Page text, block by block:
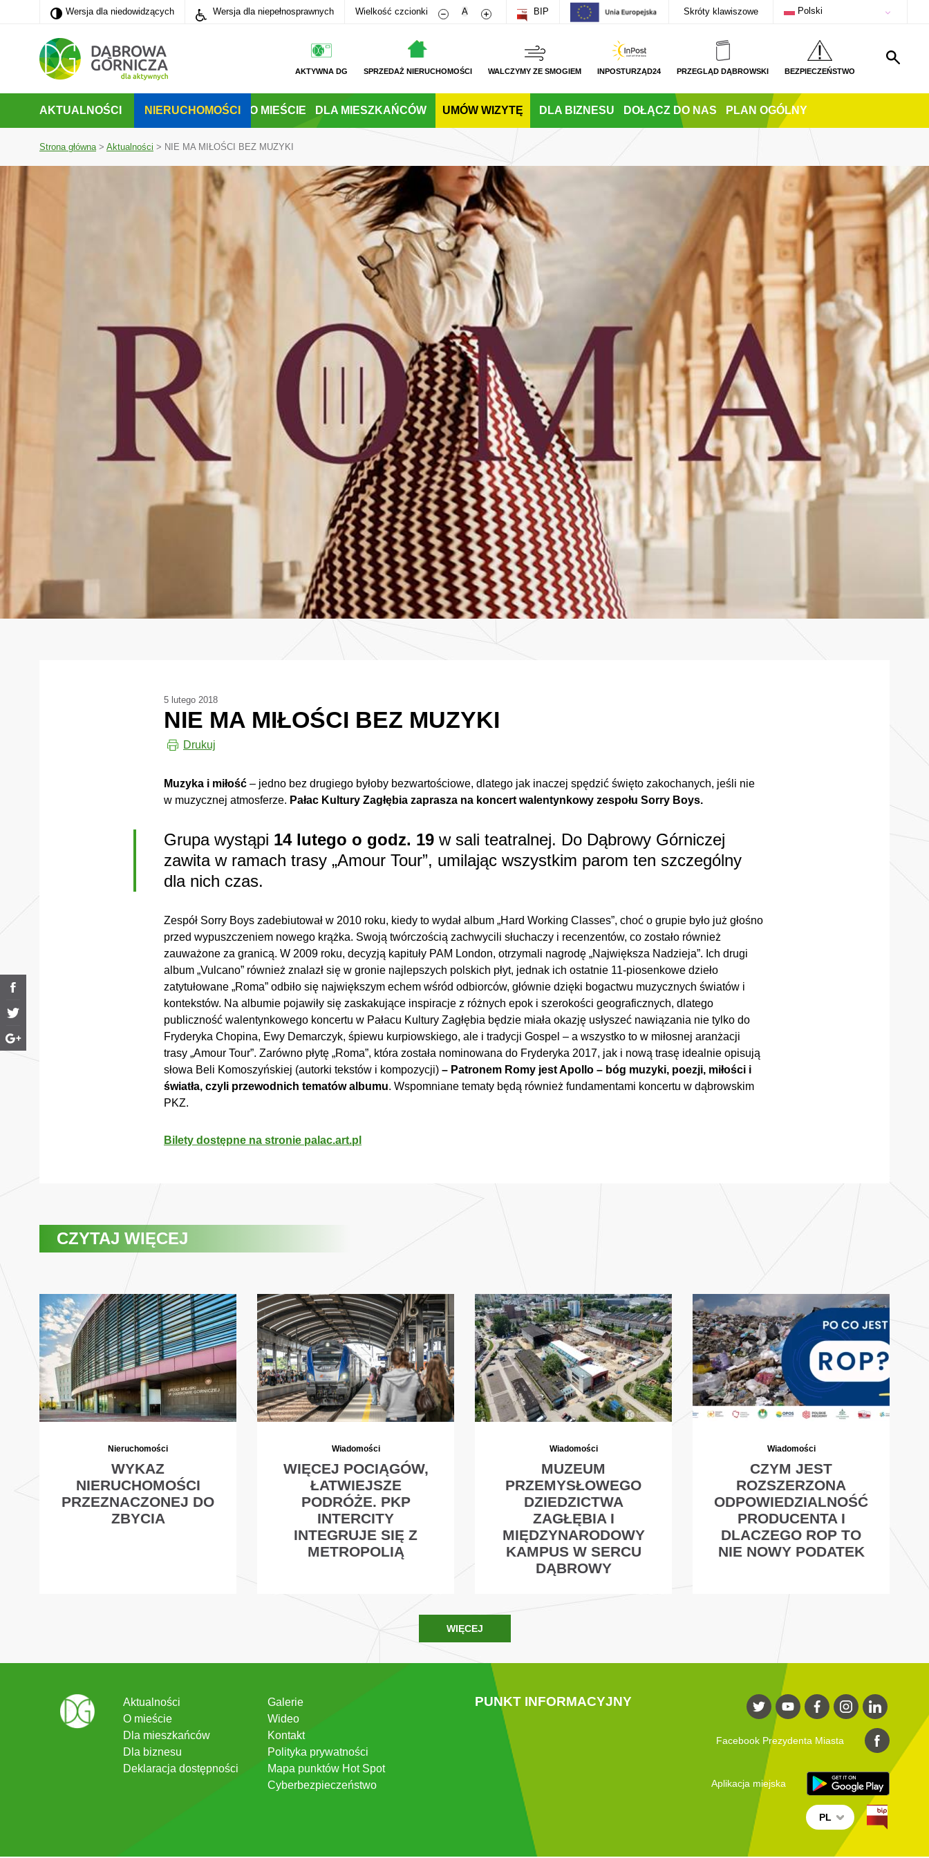
PRZEJDŹ DO MENU GŁÓWNEGO
PRZEJDŹ DO WYSZUKIWARKI
PRZEJDŹ DO TREŚCI
Wersja dla niedowidzących
Wersja dla niedowidzących Wersja dla niepełnosprawnych Wielkość czcionki Zmniejsz rozmiar czcionki
A Zwiększ rozmiar czcionki
BIP Skróty klawiszowe Polski
AKTYWNA DG SPRZEDAŻ NIERUCHOMOŚCI WALCZYMY ZE SMOGIEM INPOSTURZĄD24 PRZEGLĄD DĄBROWSKI BEZPIECZEŃSTWO
AKTUALNOŚCI NIERUCHOMOŚCI O MIEŚCIE DLA MIESZKAŃCÓW UMÓW WIZYTĘ DLA BIZNESU DOŁĄCZ DO NAS PLAN OGÓLNY
Strona główna> Aktualności > NIE MA MIŁOŚCI BEZ MUZYKI
5 lutego 2018
NIE MA MIŁOŚCI BEZ MUZYKI
Drukuj
Muzyka i miłość – jedno bez drugiego byłoby bezwartościowe, dlatego jak inaczej spędzić święto zakochanych, jeśli nie
w muzycznej atmosferze. Pałac Kultury Zagłębia zaprasza na koncert walentynkowy zespołu Sorry Boys.
Grupa wystąpi 14 lutego o godz. 19 w sali teatralnej. Do Dąbrowy Górniczej
zawita w ramach trasy „Amour Tour”, umilając wszystkim parom ten szczególny
dla nich czas.
Zespół Sorry Boys zadebiutował w 2010 roku, kiedy to wydał album „Hard Working Classes”, choć o grupie było już głośno
przed wypuszczeniem nowego krążka. Swoją twórczością zachwycili słuchaczy i recenzentów, co zostało również
zauważone za granicą. W 2009 roku, decyzją kapituły PAM London, otrzymali nagrodę „Największa Nadzieja”. Ich drugi
album „Vulcano” również znalazł się w gronie najlepszych polskich płyt, jednak ich ostatnie 11-piosenkowe dzieło
zatytułowane „Roma” odbiło się największym echem wśród odbiorców, głównie dzięki bogactwu muzycznych światów i
kontekstów. Na albumie pojawiły się zaskakujące inspiracje z różnych epok i szerokości geograficznych, dlatego
publiczność walentynkowego koncertu w Pałacu Kultury Zagłębia będzie miała okazję usłyszeć nawiązania nie tylko do
Fryderyka Chopina, Ewy Demarczyk, śpiewu kurpiowskiego, ale i tradycji Gospel – a wszystko to w miłosnej aranżacji
trasy „Amour Tour”. Zarówno płytę „Roma”, która została nominowana do Fryderyka 2017, jak i nową trasę idealnie opisują
słowa Beli Komoszyńskiej (autorki tekstów i kompozycji) – Patronem Romy jest Apollo – bóg muzyki, poezji, miłości i
światła, czyli przewodnich tematów albumu. Wspomniane tematy będą również fundamentami koncertu w dąbrowskim
PKZ.
Bilety dostępne na stronie palac.art.pl
CZYTAJ WIĘCEJ
Nieruchomości
WYKAZ
NIERUCHOMOŚCI
PRZEZNACZONEJ DO
ZBYCIA
Wiadomości
WIĘCEJ POCIĄGÓW,
ŁATWIEJSZE
PODRÓŻE. PKP
INTERCITY
INTEGRUJE SIĘ Z
METROPOLIĄ
Wiadomości
MUZEUM
PRZEMYSŁOWEGO
DZIEDZICTWA
ZAGŁĘBIA I
MIĘDZYNARODOWY
KAMPUS W SERCU
DĄBROWY
Wiadomości
CZYM JEST
ROZSZERZONA
ODPOWIEDZIALNOŚĆ
PRODUCENTA I
DLACZEGO ROP TO
NIE NOWY PODATEK
WIĘCEJ
Aktualności
O mieście
Dla mieszkańców
Dla biznesu
Deklaracja dostępności
Galerie
Wideo
Kontakt
Polityka prywatności
Mapa punktów Hot Spot
Cyberbezpieczeństwo
PUNKT INFORMACYJNY
Facebook Prezydenta Miasta
Aplikacja miejska
PL